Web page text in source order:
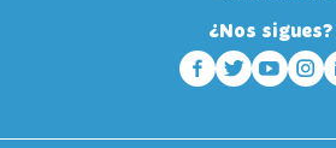
¿Nos sigues?